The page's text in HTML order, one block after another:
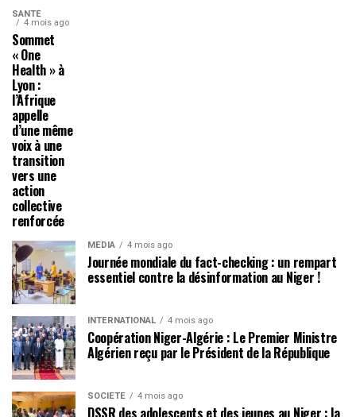
SANTÉ
4 mois ago
Sommet
« One
Health » à
Lyon :
l’Afrique
appelle
d’une même
voix à une
transition
vers une
action
collective
renforcée
MÉDIA 4 mois ago
Journée mondiale du fact-checking : un rempart
essentiel contre la désinformation au Niger !
INTERNATIONAL 4 mois ago
Coopération Niger-Algérie : Le Premier Ministre
Algérien reçu par le Président de la République
SOCIÉTÉ 4 mois ago
DSSR des adolescents et des jeunes au Niger : la